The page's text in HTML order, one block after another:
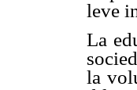
leve
La
la